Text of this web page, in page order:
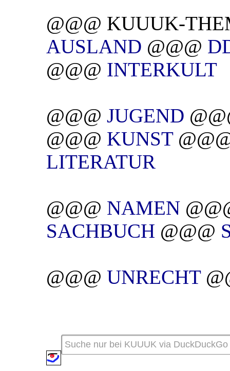
@@@ KUUUK-
AUSLAND @@@
@@@ INTERKULT
@@@ JUGEND
@@@ KUNST
LITERATUR
@@@ NAMEN
SACHBUCH @@@
@@@ UNRECHT